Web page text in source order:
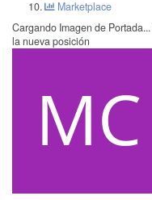
Marketplace
Cargando Imagen de Portada...
la nueva posición